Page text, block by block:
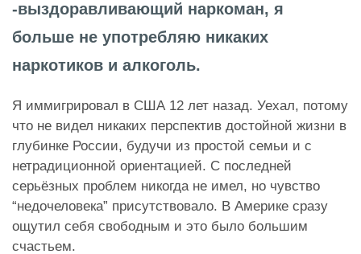
-выздоравливающий наркоман, я
больше не употребляю никаких
наркотиков и алкоголь.
Я иммигрировал в США 12 лет назад. Уехал, потому
что не видел никаких перспектив достойной жизни в
глубинке России, будучи из простой семьи и с
нетрадиционной ориентацией. С последней
серьёзных проблем никогда не имел, но чувство
“недочеловека” присутствовало. В Америке сразу
ощутил себя свободным и это было большим
счастьем.